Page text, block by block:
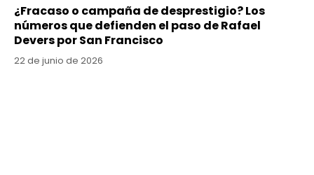
¿Fracaso o campaña de desprestigio? Los
números que defienden el paso de Rafael
Devers por San Francisco
22 de junio de 2026